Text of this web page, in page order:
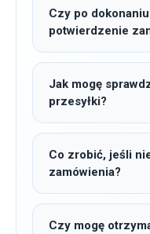
Czy po
potwierdzenie
Jak mogę
przesyłki?
Co zrobić, jeśli
zamówienia?
Czy mogę